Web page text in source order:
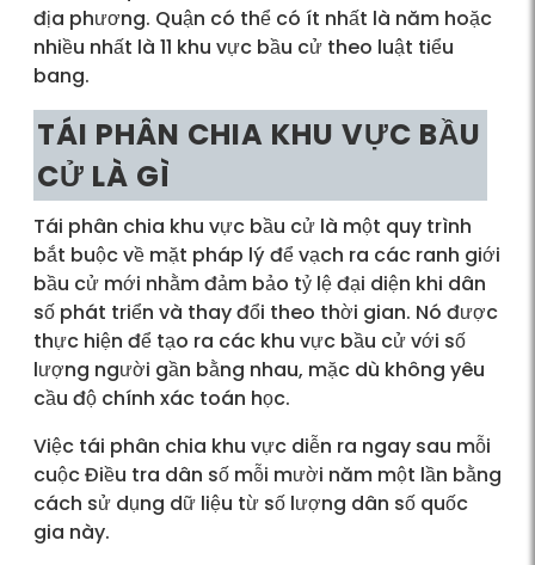
địa phương. Quận có thể có ít nhất là năm hoặc
nhiều nhất là 11 khu vực bầu cử theo luật tiểu
bang.
TÁI PHÂN CHIA KHU VỰC BẦU
CỬ LÀ GÌ
Tái phân chia khu vực bầu cử là một quy trình
bắt buộc về mặt pháp lý để vạch ra các ranh giới
bầu cử mới nhằm đảm bảo tỷ lệ đại diện khi dân
số phát triển và thay đổi theo thời gian. Nó được
thực hiện để tạo ra các khu vực bầu cử với số
lượng người gần bằng nhau, mặc dù không yêu
cầu độ chính xác toán học.
Việc tái phân chia khu vực diễn ra ngay sau mỗi
cuộc Điều tra dân số mỗi mười năm một lần bằng
cách sử dụng dữ liệu từ số lượng dân số quốc
gia này.